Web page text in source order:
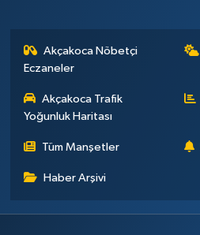
Akçakoca Nöbetçi
Eczaneler
Akçakoca Trafik
Yoğunluk Haritası
Tüm Manşetler
Haber Arşivi